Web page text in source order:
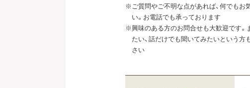
※ご質問やご不明な点があれば、何でもお
い。お電話でも承っております
※興味のある方のお問合せも大歓迎です。
たい、話だけでも聞いてみたいという
さい